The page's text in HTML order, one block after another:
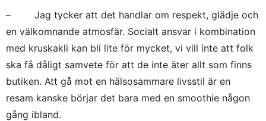
– Jag tycker att det handlar om respekt, glädje och
en välkomnande atmosfär. Socialt ansvar i kombination
med kruskakli kan bli lite för mycket, vi vill inte att folk
ska få dåligt samvete för att de inte äter allt som finns
butiken. Att gå mot en hälsosammare livsstil är en
resam kanske börjar det bara med en smoothie någon
gång ibland.